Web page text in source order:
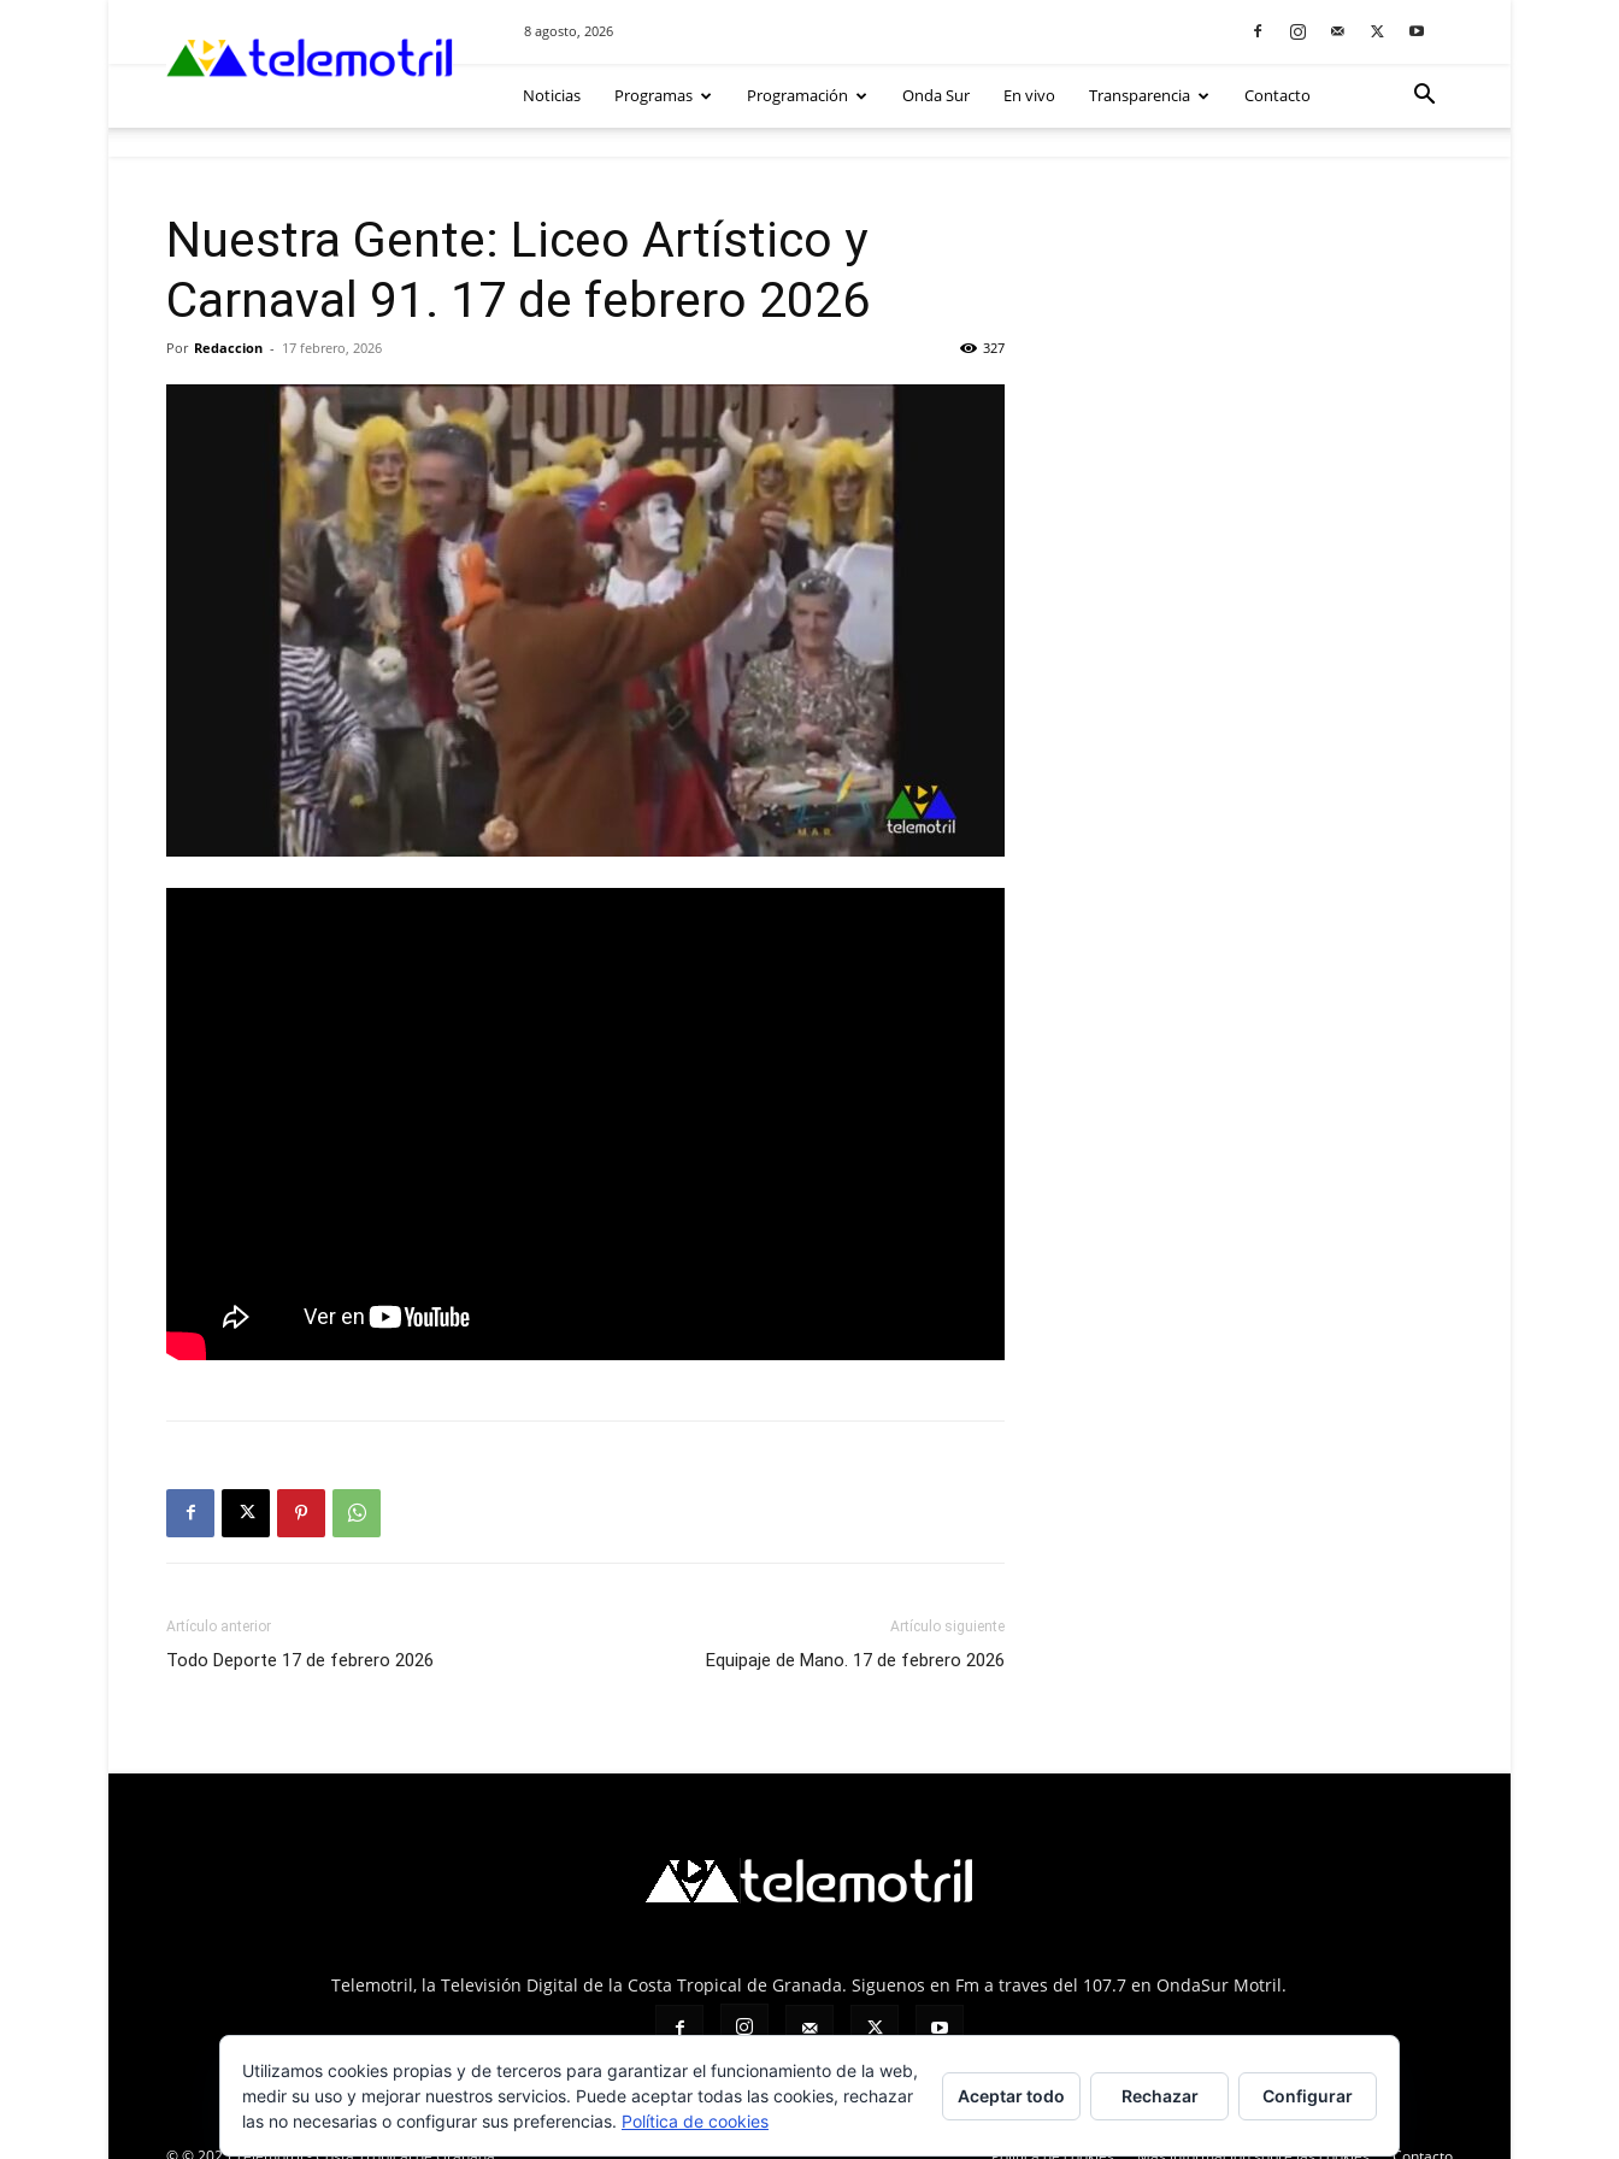
8 agosto, 2026
Noticias Programas Programación Onda Sur En vivo Transparencia Contacto
Nuestra Gente: Liceo Artístico y
Carnaval 91. 17 de febrero 2026
Por Redaccion - 17 febrero, 2026 327
Artículo anterior
Todo Deporte 17 de febrero 2026
Artículo siguiente
Equipaje de Mano. 17 de febrero 2026
Telemotril, la Televisión Digital de la Costa Tropical de Granada. Siguenos en Fm a traves del 107.7 en OndaSur Motril.
Utilizamos cookies propias y de terceros para garantizar el funcionamiento de la web,
medir su uso y mejorar nuestros servicios. Puede aceptar todas las cookies, rechazar
las no necesarias o configurar sus preferencias. Política de cookies
Aceptar todo Rechazar Configurar